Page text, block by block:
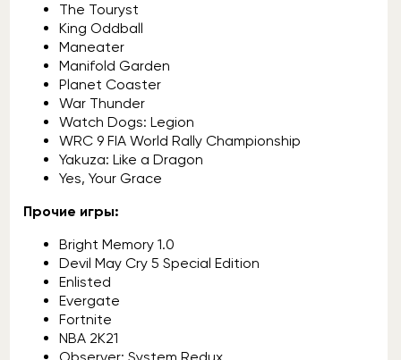
The Touryst
King Oddball
Maneater
Manifold Garden
Planet Coaster
War Thunder
Watch Dogs: Legion
WRC 9 FIA World Rally Championship
Yakuza: Like a Dragon
Yes, Your Grace
Прочие игры:
Bright Memory 1.0
Devil May Cry 5 Special Edition
Enlisted
Evergate
Fortnite
NBA 2K21